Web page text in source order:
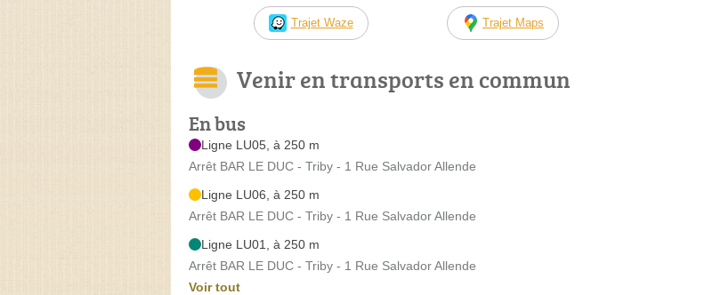
Trajet Waze Trajet Maps
Venir en transports en commun
En bus
Ligne LU05, à 250 m
Arrêt BAR LE DUC - Triby - 1 Rue Salvador Allende
Ligne LU06, à 250 m
Arrêt BAR LE DUC - Triby - 1 Rue Salvador Allende
Ligne LU01, à 250 m
Arrêt BAR LE DUC - Triby - 1 Rue Salvador Allende
Voir tout